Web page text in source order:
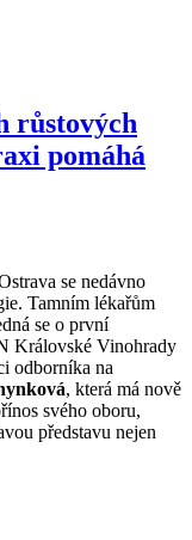
růstových
pomáhá
se nedávno
Tamním lékařům
se o první
Královské Vinohrady
odborníka na
, která má nově
svého oboru,
představu nejen